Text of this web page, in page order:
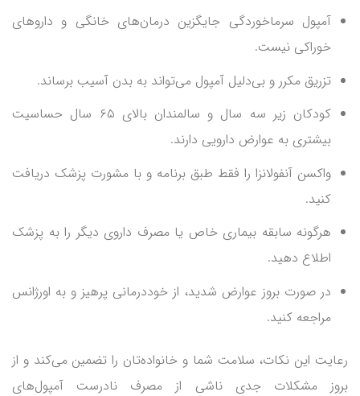
آمپول سرماخوردگی جایگزین درمان‌های خانگی و داروهای
خوراکی نیست.
تزریق مکرر و بی‌دلیل آمپول می‌تواند به بدن آسیب برساند.
کودکان زیر سه سال و سالمندان بالای ۶۵ سال حساسیت
بیشتری به عوارض دارویی دارند.
واکسن آنفولانزا را فقط طبق برنامه و با مشورت پزشک دریافت
کنید.
هرگونه سابقه بیماری خاص یا مصرف داروی دیگر را به پزشک
اطلاع دهید.
در صورت بروز عوارض شدید، از خوددرمانی پرهیز و به اورژانس
مراجعه کنید.
رعایت این نکات، سلامت شما و خانواده‌تان را تضمین می‌کند و از
بروز مشکلات جدی ناشی از مصرف نادرست آمپول‌های